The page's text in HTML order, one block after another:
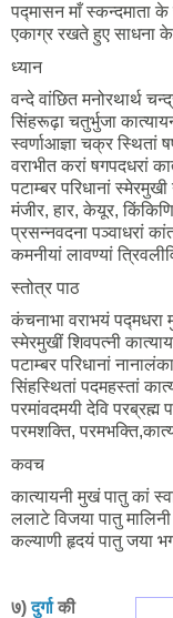
पद्मासन माँ स्कन्दमाता
एकाग्र रखते हुए साधना
ध्यान
वन्दे वांछित मनोरथार्थ
सिंहरूढ़ा चतुर्भुजा
स्वर्णाआज्ञा चक्र स्थितां
वराभीत करां षगपदधरां
पटाम्बर परिधानां
मंजीर, हार, केयूर,
प्रसन्नवदना पञ्वाधरां
कमनीयां लावण्यां
स्तोत्र पाठ
कंचनाभा वराभयं पद्मधरा
स्मेरमुखीं शिवपत्नी
पटाम्बर परिधानां
सिंहस्थितां पदमहस्तां
परमांवदमयी देवि परब्रह्म
परमशक्ति,
कवच
कात्यायनी मुखं पातु कां
ललाटे विजया पातु
कल्याणी हृदयं पातु जया
७)दुर्गाकी